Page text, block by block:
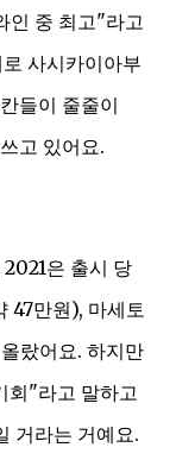
인 중 최고"라고
사시카이아부
들이 줄줄이
고 있어요.
은 출시 당
47만원), 마세토
랐어요. 하지만
회"라고 말하고
거라는 거예요.